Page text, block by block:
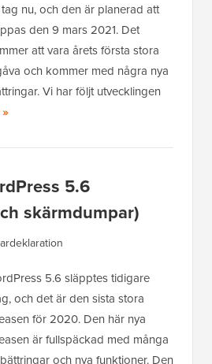
nu, och den är planerad att
den 9 mars 2021. Det
att vara årets första stora
och kommer med några nya
Vi har följt utvecklingen
5.6
skärmdumpar)
5.6 släpptes tidigare
och det är den sista stora
för 2020. Den här nya
är fullspäckad med många
och nya funktioner. Den